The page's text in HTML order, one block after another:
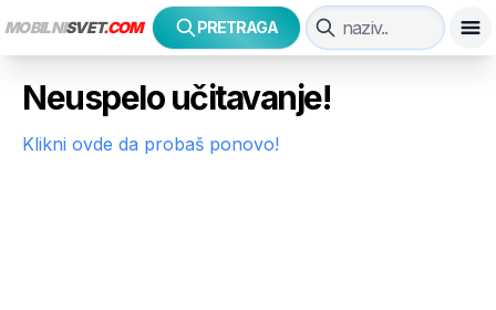
MOBILNISVET.COM PRETRAGA
Neuspelo učitavanje!
Klikni ovde da probaš ponovo!